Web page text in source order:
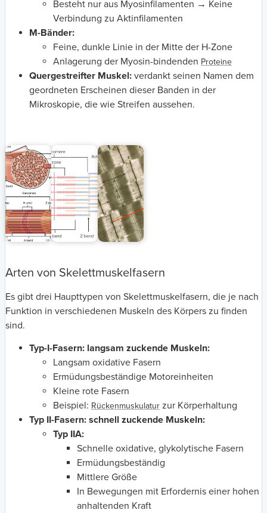
Besteht nur aus Myosinfilamenten → Keine
Verbindung zu Aktinfilamenten
M-Bänder:
Feine, dunkle Linie in der Mitte der H-Zone
Anlagerung der Myosin-bindenden Proteine
Quergestreifter Muskel: verdankt seinen Namen dem
geordneten Erscheinen dieser Banden in der
Mikroskopie, die wie Streifen aussehen.
Arten von Skelettmuskelfasern
Es gibt drei Haupttypen von Skelettmuskelfasern, die je nach
Funktion in verschiedenen Muskeln des Körpers zu finden
sind.
Typ-I-Fasern: langsam zuckende Muskeln:
Langsam oxidative Fasern
Ermüdungsbeständige Motoreinheiten
Kleine rote Fasern
Beispiel: Rückenmuskulatur zur Körperhaltung
Typ II-Fasern: schnell zuckende Muskeln:
Typ IIA:
Schnelle oxidative, glykolytische Fasern
Ermüdungsbeständig
Mittlere Größe
In Bewegungen mit Erfordernis einer hohen
anhaltenden Kraft